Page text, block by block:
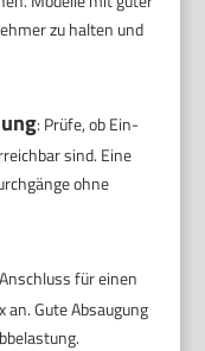
zu halten und
: Prüfe, ob Ein-
sind. Eine
ohne
für einen
an. Gute Absaugung